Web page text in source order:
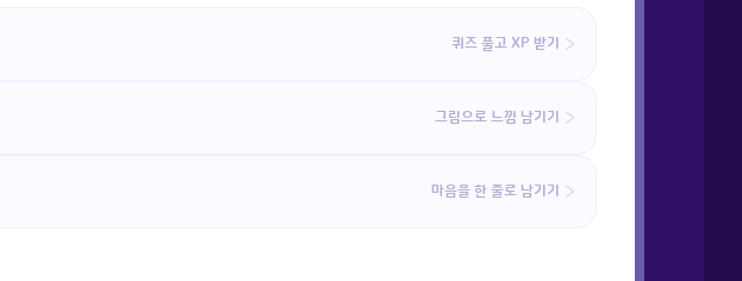
퀴즈 풀고 XP 받기
그림으로 느낌 남기기
마음을 한 줄로 남기기